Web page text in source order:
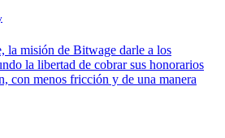
la misión de Bitwage darle a los
la libertad de cobrar sus honorarios
con menos fricción y de una manera